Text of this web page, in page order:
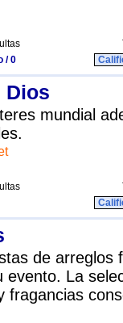
/ 0
Dios
mundial
de arreglos
evento. La
fragancias